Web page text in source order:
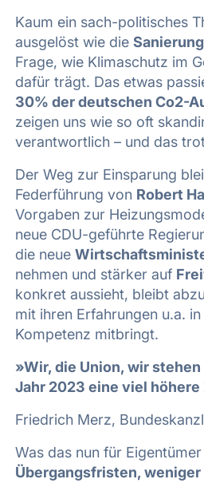
Kaum ein sach-politisches
ausgelöst wie die
Frage, wie Klimaschutz im
dafür trägt. Das etwas
30% der deutschen Co2-
zeigen uns wie so oft
verantwortlich – und das
Der Weg zur Einsparung
Federführung von Robert
Vorgaben zur
neue CDU-geführte
die neue
nehmen und stärker auf
konkret aussieht, bleibt
mit ihren Erfahrungen u.a.
Kompetenz mitbringt.
»Wir, die Union, wir
Jahr 2023 eine viel
Friedrich Merz,
Was das nun für
Übergangsfristen,